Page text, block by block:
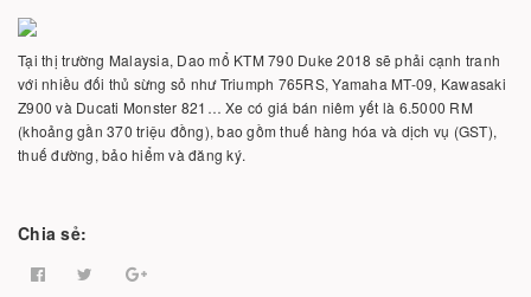
Tại thị trường Malaysia, Dao mổ KTM 790 Duke 2018 sẽ phải cạnh tranh
với nhiều đối thủ sừng sỏ như Triumph 765RS, Yamaha MT-09, Kawasaki
Z900 và Ducati Monster 821… Xe có giá bán niêm yết là 6.5000 RM
(khoảng gần 370 triệu đồng), bao gồm thuế hàng hóa và dịch vụ (GST),
thuế đường, bảo hiểm và đăng ký.
Chia sẻ: